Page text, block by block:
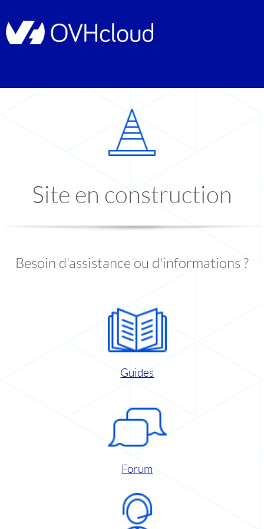
Site en construction
Besoin d'assistance ou d'informations ?
Guides
Forum